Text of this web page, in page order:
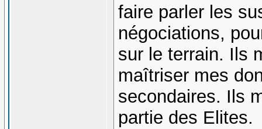
faire parler les
négociations,
sur le terrain. Ils
maîtriser mes
secondaires. Ils
partie des Elites.